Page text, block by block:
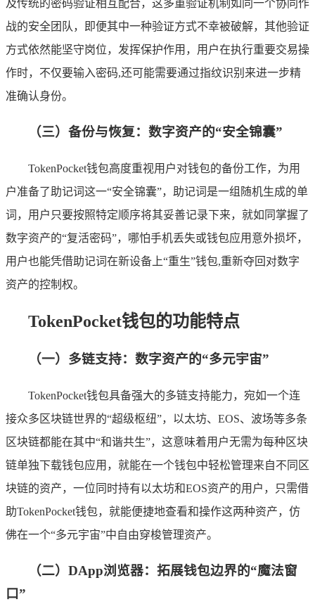
及传统的密码验证相互配合，这多重验证机制如同一个协同作
战的安全团队，即便其中一种验证方式不幸被破解，其他验证
方式依然能坚守岗位，发挥保护作用，用户在执行重要交易操
作时，不仅要输入密码,还可能需要通过指纹识别来进一步精
准确认身份。
（三）备份与恢复：数字资产的“安全锦囊”
TokenPocket钱包高度重视用户对钱包的备份工作，为用
户准备了助记词这一“安全锦囊”，助记词是一组随机生成的单
词，用户只要按照特定顺序将其妥善记录下来，就如同掌握了
数字资产的“复活密码”，哪怕手机丢失或钱包应用意外损坏，
用户也能凭借助记词在新设备上“重生”钱包,重新夺回对数字
资产的控制权。
TokenPocket钱包的功能特点
（一）多链支持：数字资产的“多元宇宙”
TokenPocket钱包具备强大的多链支持能力，宛如一个连
接众多区块链世界的“超级枢纽”，以太坊、EOS、波场等多条
区块链都能在其中“和谐共生”，这意味着用户无需为每种区块
链单独下载钱包应用，就能在一个钱包中轻松管理来自不同区
块链的资产，一位同时持有以太坊和EOS资产的用户，只需借
助TokenPocket钱包，就能便捷地查看和操作这两种资产，仿
佛在一个“多元宇宙”中自由穿梭管理资产。
（二）DApp浏览器：拓展钱包边界的“魔法窗
口”